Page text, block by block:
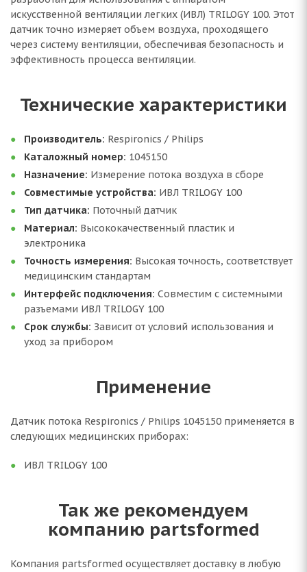
искусственной вентиляции легких (ИВЛ) TRILOGY 100. Этот
датчик точно измеряет объем воздуха, проходящего
через систему вентиляции, обеспечивая безопасность и
эффективность процесса вентиляции.
Технические характеристики
Производитель: Respironics / Philips
Каталожный номер: 1045150
Назначение: Измерение потока воздуха в сборе
Совместимые устройства: ИВЛ TRILOGY 100
Тип датчика: Поточный датчик
Материал: Высококачественный пластик и
электроника
Точность измерения: Высокая точность, соответствует
медицинским стандартам
Интерфейс подключения: Совместим с системными
разъемами ИВЛ TRILOGY 100
Срок службы: Зависит от условий использования и
уход за прибором
Применение
Датчик потока Respironics / Philips 1045150 применяется в
следующих медицинских приборах:
ИВЛ TRILOGY 100
Так же рекомендуем
компанию partsformed
Компания partsformed осуществляет доставку в любую